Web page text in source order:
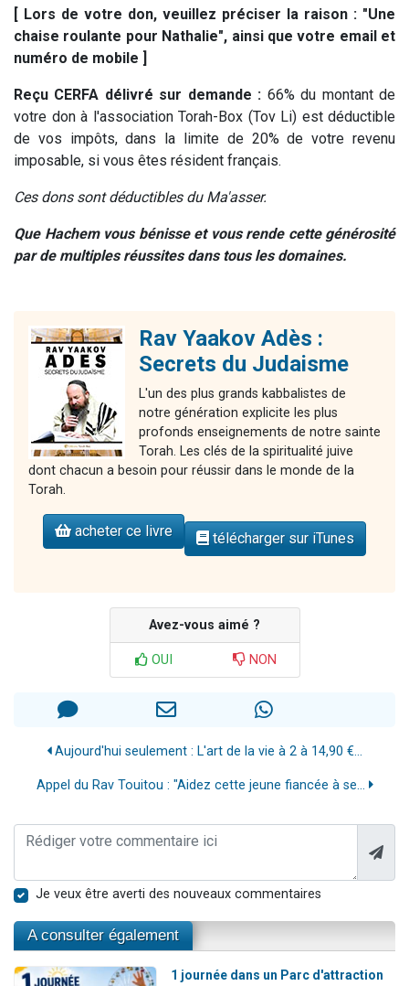
[ Lors de votre don, veuillez préciser la raison : "Une
chaise roulante pour Nathalie", ainsi que votre email et
numéro de mobile ]
Reçu CERFA délivré sur demande : 66% du montant de
votre don à l'association Torah-Box (Tov Li) est déductible
de vos impôts, dans la limite de 20% de votre revenu
imposable, si vous êtes résident français.
Ces dons sont déductibles du Ma'asser.
Que Hachem vous bénisse et vous rende cette générosité
par de multiples réussites dans tous les domaines.
Rav Yaakov Adès :
Secrets du Judaisme
L'un des plus grands kabbalistes de
notre génération explicite les plus
profonds enseignements de notre sainte
Torah. Les clés de la spiritualité juive
dont chacun a besoin pour réussir dans le monde de la
Torah.
acheter ce livre télécharger sur iTunes
Avez-vous aimé ?
OUI NON
Aujourd'hui seulement : L'art de la vie à 2 à 14,90 €...
Appel du Rav Touitou : "Aidez cette jeune fiancée à se...
Je veux être averti des nouveaux commentaires
A consulter également
1 journée dans un Parc d'attraction